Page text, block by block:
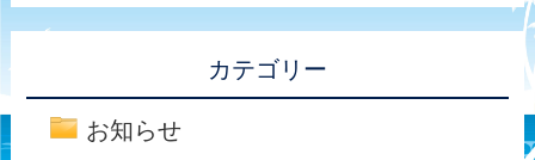
カテゴリー
お知らせ